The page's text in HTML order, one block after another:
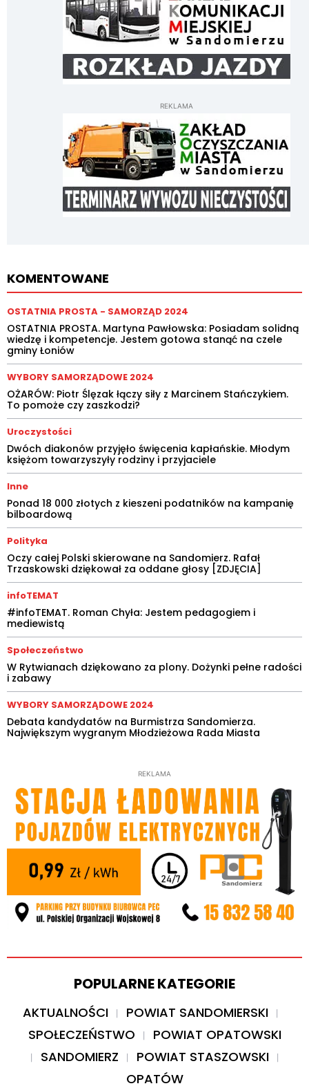
REKLAMA
KOMENTOWANE
OSTATNIA PROSTA - SAMORZĄD 2024
OSTATNIA PROSTA. Martyna Pawłowska: Posiadam solidną
wiedzę i kompetencje. Jestem gotowa stanąć na czele
gminy Łoniów
WYBORY SAMORZĄDOWE 2024
OŻARÓW: Piotr Ślęzak łączy siły z Marcinem Stańczykiem.
To pomoże czy zaszkodzi?
Uroczystości
Dwóch diakonów przyjęło święcenia kapłańskie. Młodym
księżom towarzyszyły rodziny i przyjaciele
Inne
Ponad 18 000 złotych z kieszeni podatników na kampanię
bilboardową
Polityka
Oczy całej Polski skierowane na Sandomierz. Rafał
Trzaskowski dziękował za oddane głosy [ZDJĘCIA]
infoTEMAT
#infoTEMAT. Roman Chyła: Jestem pedagogiem i
mediewistą
Społeczeństwo
W Rytwianach dziękowano za plony. Dożynki pełne radości
i zabawy
WYBORY SAMORZĄDOWE 2024
Debata kandydatów na Burmistrza Sandomierza.
Największym wygranym Młodzieżowa Rada Miasta
REKLAMA
POPULARNE KATEGORIE
AKTUALNOŚCI
POWIAT SANDOMIERSKI
SPOŁECZEŃSTWO
POWIAT OPATOWSKI
SANDOMIERZ
POWIAT STASZOWSKI
OPATÓW